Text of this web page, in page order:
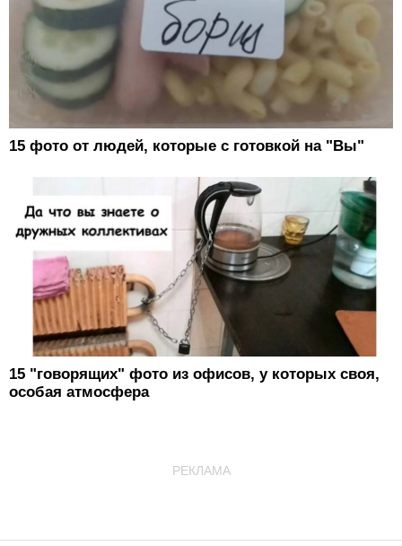
15 фото от людей, которые с готовкой на "Вы"
15 "говорящих" фото из офисов, у которых своя,
особая атмосфера
РЕКЛАМА